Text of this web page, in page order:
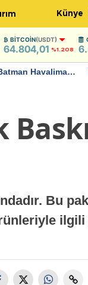
Künye
BITCOIN(USDT)
64.804,01 %1.208
Havalimanı
Bu